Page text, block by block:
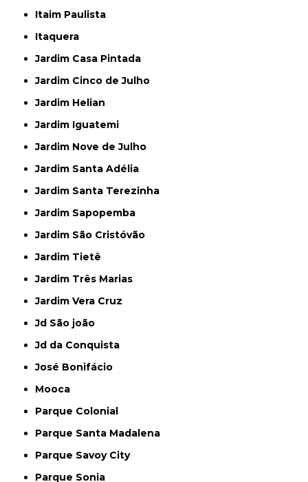
Itaim Paulista
Itaquera
Jardim Casa Pintada
Jardim Cinco de Julho
Jardim Helian
Jardim Iguatemi
Jardim Nove de Julho
Jardim Santa Adélia
Jardim Santa Terezinha
Jardim Sapopemba
Jardim São Cristóvão
Jardim Tietê
Jardim Três Marias
Jardim Vera Cruz
Jd São joão
Jd da Conquista
José Bonifácio
Mooca
Parque Colonial
Parque Santa Madalena
Parque Savoy City
Parque Sonia